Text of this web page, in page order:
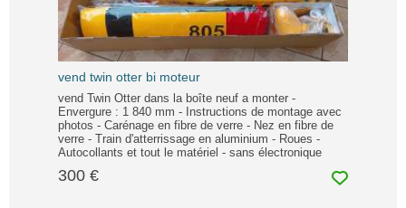
vend twin otter bi moteur
vend Twin Otter dans la boîte neuf a monter -
Envergure : 1 840 mm - Instructions de montage avec
photos - Carénage en fibre de verre - Nez en fibre de
verre - Train d'atterrissage en aluminium - Roues -
Autocollants et tout le matériel - sans électronique
300 €